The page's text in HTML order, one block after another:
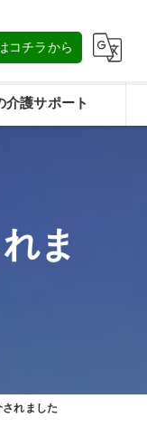
コチラから
介護サポート
ま
れました